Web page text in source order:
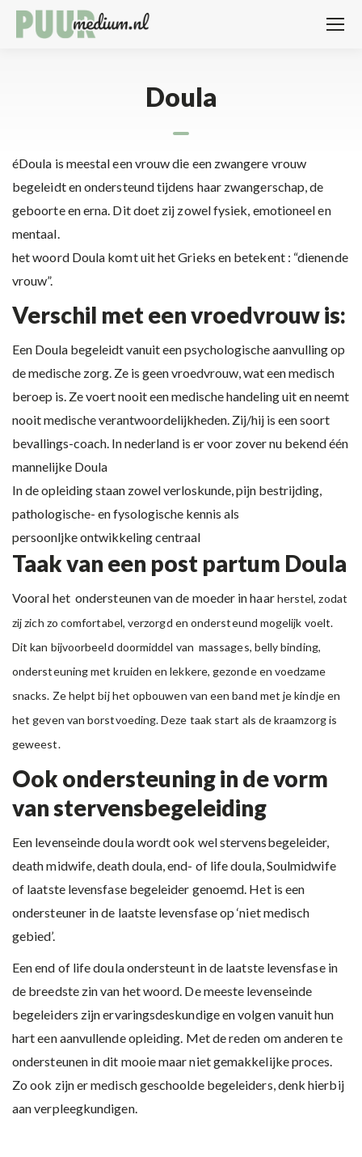
Doula
éDoula is meestal een vrouw die een zwangere vrouw
begeleidt en ondersteund tijdens haar zwangerschap, de
geboorte en erna. Dit doet zij zowel fysiek, emotioneel en
mentaal.
het woord Doula komt uit het Grieks en betekent : “dienende
vrouw”.
Verschil met een vroedvrouw is:
Een Doula begeleidt vanuit een psychologische aanvulling op
de medische zorg. Ze is geen vroedvrouw, wat een medisch
beroep is. Ze voert nooit een medische handeling uit en neemt
nooit medische verantwoordelijkheden. Zij/hij is een soort
bevallings-coach. In nederland is er voor zover nu bekend één
mannelijke Doula
In de opleiding staan zowel verloskunde, pijn bestrijding,
pathologische- en fysologische kennis als
persoonljke ontwikkeling centraal
Taak van een post partum Doula
Vooral het ondersteunen van de moeder in haarherstel, zodat
zij zich zo comfortabel, verzorgd en ondersteund mogelijk voelt.
Dit kan bijvoorbeeld doormiddel van massages, belly binding,
ondersteuning met kruiden en lekkere, gezonde en voedzame
snacks. Ze helpt bij het opbouwen van een band met je kindje en
het geven van borstvoeding. Deze taak start als de kraamzorg is
geweest.
Ook ondersteuning in de vorm
van stervensbegeleiding
Een levenseinde doula wordt ook wel stervensbegeleider,
death midwife, death doula, end- of life doula, Soulmidwife
of laatste levensfase begeleider genoemd. Het is een
ondersteuner in de laatste levensfase op ‘niet medisch
gebied’.
Een end of life doula ondersteunt in de laatste levensfase in
de breedste zin van het woord. De meeste levenseinde
begeleiders zijn ervaringsdeskundige en volgen vanuit hun
hart een aanvullende opleiding. Met de reden om anderen te
ondersteunen in dit mooie maar niet gemakkelijke proces.
Zo ook zijn er medisch geschoolde begeleiders, denk hierbij
aan verpleegkundigen.